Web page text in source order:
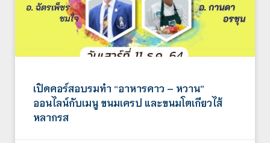
เปิดคอร์สอบรมทำ “อาหารคาว – หวาน”
ออนไลน์กับเมนู ขนมเครป และขนมโตเกียวไส้
หลากรส